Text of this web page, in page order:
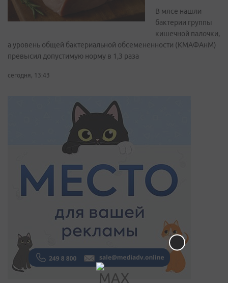
В мясе нашли
бактерии группы
кишечной палочки,
а уровень общей бактериальной обсемененности (КМАФАнМ)
превысил допустимую норму в 1,3 раза
сегодня, 13:43